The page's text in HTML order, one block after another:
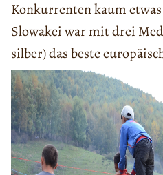
Konkurrenten kaum
Slowakei war mit drei
silber) das beste